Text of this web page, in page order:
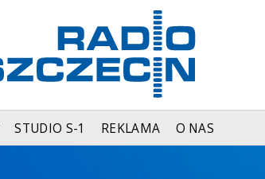
STUDIO S-1 REKLAMA O NAS